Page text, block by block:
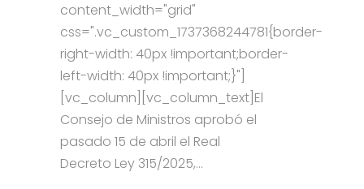
content_width="grid"
css=".vc_custom_1737368244781{border-
right-width: 40px !important;border-
left-width: 40px !important;}"]
[vc_column][vc_column_text]El
Consejo de Ministros aprobó el
pasado 15 de abril el Real
Decreto Ley 315/2025,...